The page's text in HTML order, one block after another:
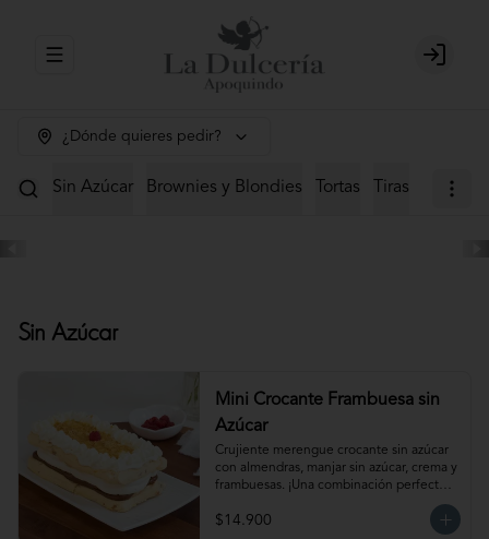
Abrir menu de navegación Login
¿Dónde quieres pedir?
Sin Azúcar Brownies y Blondies Tortas Tiras Mini
Sin Azúcar
Mini Crocante Frambuesa sin
Azúcar
Crujiente merengue crocante sin azúcar
con almendras, manjar sin azúcar, crema y
frambuesas. ¡Una combinación perfecta!
Para 6 personas. Producto congelado, se
recomienda descongelar de 1 hora a
$14.900